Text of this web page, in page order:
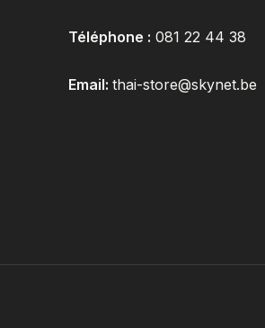
Téléphone : 081 22 44 38
Email: thai-store@skynet.be